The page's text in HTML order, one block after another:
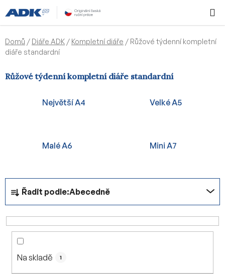
na
obsah
KOŠÍK
Domů / Diáře ADK / Kompletní diáře / Růžové týdenní kompletní
diáře standardní
Růžové týdenní kompletní diáře standardní
Největší A4 Velké A5
Malé A6 Mini A7
Ř
z
e
n
Řadit podle:Abecedně
Na skladě 1